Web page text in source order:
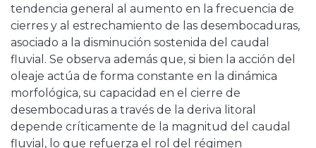
tendencia general al aumento en la frecuencia de
cierres y al estrechamiento de las desembocaduras,
asociado a la disminución sostenida del caudal
fluvial. Se observa además que, si bien la acción del
oleaje actúa de forma constante en la dinámica
morfológica, su capacidad en el cierre de
desembocaduras a través de la deriva litoral
depende críticamente de la magnitud del caudal
fluvial, lo que refuerza el rol del régimen